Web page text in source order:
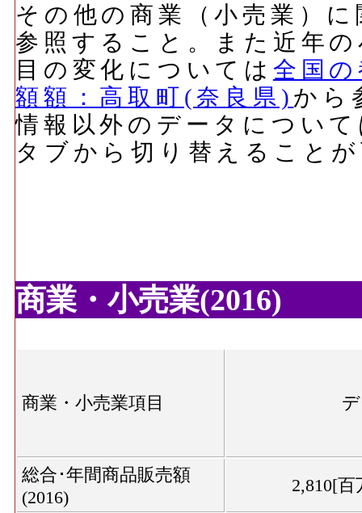
その他の商業（小売業）
参照すること。また近年
目の変化については 全国
額額：高取町(奈良県) から
情報以外のデータについ
タブから切り替えること
商業・小売業(2016)
商業・小売業項目
総合･年間商品販売額
(2016)
2,810[百